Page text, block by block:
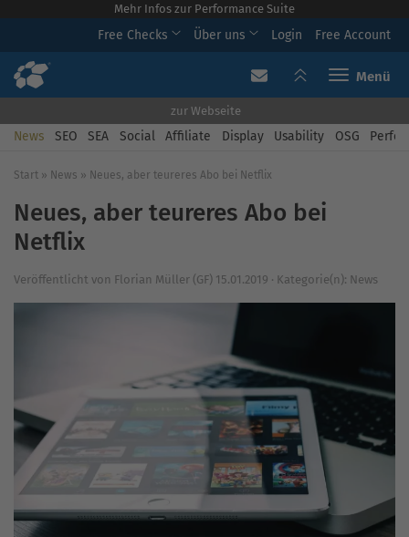
Mehr Infos zur Performance Suite
Free Checks Über uns Login Free Account
Toggle
zur Webseite
News SEO SEA Social Affiliate Display Usability OSG
Start » News » Neues, aber teureres Abo bei Netflix
Neues, aber teureres Abo bei
Netflix
Veröffentlicht von Florian Müller (GF) 15.01.2019 · Kategorie(n): News